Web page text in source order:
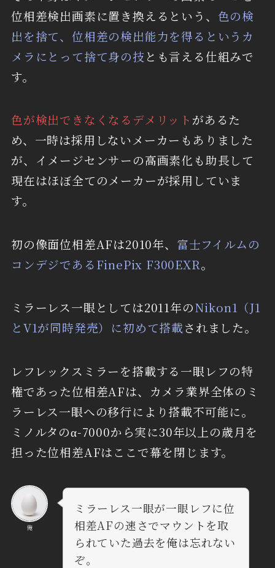
位相差検出画素に置き換えるという、 色の検
出を捨て、位相差の検出能力を得るというカ
メラにとって捨て身の技 とも言える仕組みで
す。
色が検出できなくなるデメリット があるた
め、一時は採用しないメーカーもありました
が、イメージセンサーの高画素化も助長して
現在はほぼ全てのメーカーが採用していま
す。
初の像面位相差AFは2010年、 富士フイルムの
コンデジであるFinePix F300EXR。
ミラーレス一眼としては2011年のNikon1（J1
とV1が同時発売）に初めて搭載されました。
レフレックスミラーを搭載する一眼レフの特
権であった位相差AFは、カメラ業界全体のミ
ラーレス一眼への移行により搭載不可能に。
ミノルタのα-7000から実に30年以上の歳月を
担った位相差AFはここで幕を閉じます。
俺
ミラーレス一眼が一眼レフに位
相差AFの速さでマウントを取
られていた過去を俺は忘れない
ぞ。